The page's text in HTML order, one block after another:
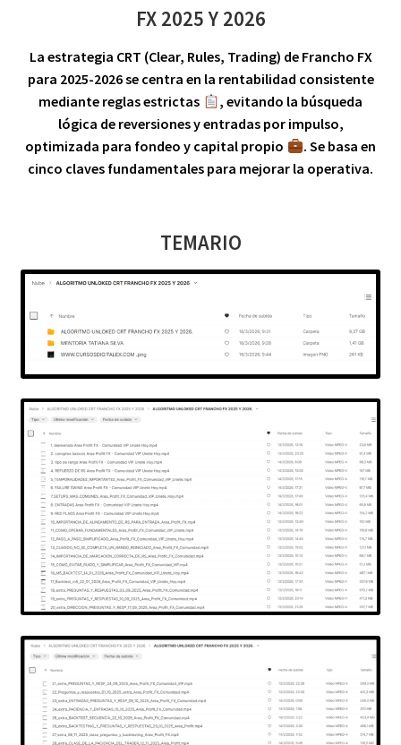
FX 2025 Y 2026
La estrategia CRT (Clear, Rules, Trading) de Francho FX
para 2025-2026 se centra en la rentabilidad consistente
mediante reglas estrictas
, evitando la búsqueda
lógica de reversiones y entradas por impulso,
optimizada para fondeo y capital propio
. Se basa en
cinco claves fundamentales para mejorar la operativa.
TEMARIO